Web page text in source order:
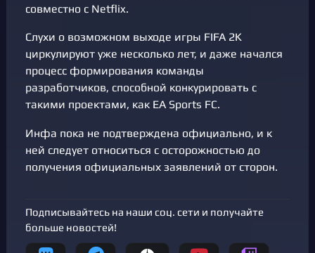
совместно с Netflix.
Слухи о возможном выходе игры FIFA 2K
циркулируют уже несколько лет, и даже начался
процесс формирования команды
разработчиков, способной конкурировать с
такими проектами, как EA Sports FC.
Инфа пока не подтверждена официально, и к
ней следует относиться с осторожностью до
получения официальных заявлений от сторон.
Подписывайтесь на наши соц. сети и получайте
больше новостей!